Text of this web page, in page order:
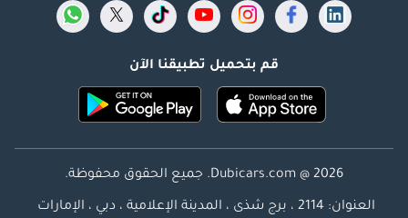
قم بتحميل تطبيقنا الآن
Dubicars.com @ 2026. جميع الحقوق محفوظة.
العنوان: 2114 ، برج شذى ، المدينة الإعلامية ، دبي ، الإمارات